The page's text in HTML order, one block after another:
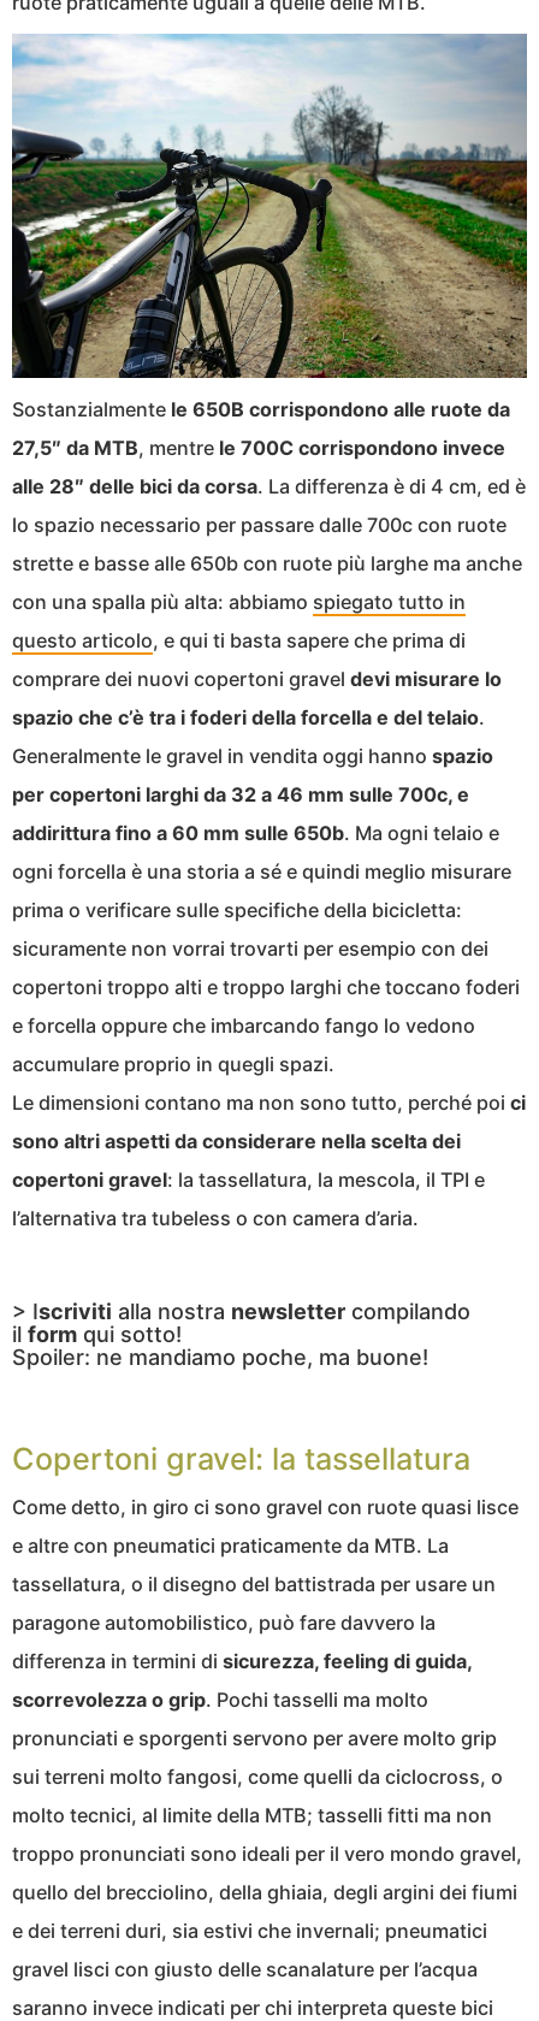
Sostanzialmente le 650B corrispondono alle ruote da
27,5″ da MTB, mentre le 700C corrispondono invece
alle 28″ delle bici da corsa. La differenza è di 4 cm, ed è
lo spazio necessario per passare dalle 700c con ruote
strette e basse alle 650b con ruote più larghe ma anche
con una spalla più alta: abbiamo spiegato tutto in
questo articolo, e qui ti basta sapere che prima di
comprare dei nuovi copertoni gravel devi misurare lo
spazio che c’è tra i foderi della forcella e del telaio.
Generalmente le gravel in vendita oggi hanno spazio
per copertoni larghi da 32 a 46 mm sulle 700c, e
addirittura fino a 60 mm sulle 650b. Ma ogni telaio e
ogni forcella è una storia a sé e quindi meglio misurare
prima o verificare sulle specifiche della bicicletta:
sicuramente non vorrai trovarti per esempio con dei
copertoni troppo alti e troppo larghi che toccano foderi
e forcella oppure che imbarcando fango lo vedono
accumulare proprio in quegli spazi.
Le dimensioni contano ma non sono tutto, perché poi ci
sono altri aspetti da considerare nella scelta dei
copertoni gravel: la tassellatura, la mescola, il TPI e
l’alternativa tra tubeless o con camera d’aria.
> Iscriviti alla nostra newsletter compilando
il form qui sotto!
Spoiler: ne mandiamo poche, ma buone!
Copertoni gravel: la tassellatura
Come detto, in giro ci sono gravel con ruote quasi lisce
e altre con pneumatici praticamente da MTB. La
tassellatura, o il disegno del battistrada per usare un
paragone automobilistico, può fare davvero la
differenza in termini di sicurezza, feeling di guida,
scorrevolezza o grip. Pochi tasselli ma molto
pronunciati e sporgenti servono per avere molto grip
sui terreni molto fangosi, come quelli da ciclocross, o
molto tecnici, al limite della MTB; tasselli fitti ma non
troppo pronunciati sono ideali per il vero mondo gravel,
quello del brecciolino, della ghiaia, degli argini dei fiumi
e dei terreni duri, sia estivi che invernali; pneumatici
gravel lisci con giusto delle scanalature per l’acqua
saranno invece indicati per chi interpreta queste bici